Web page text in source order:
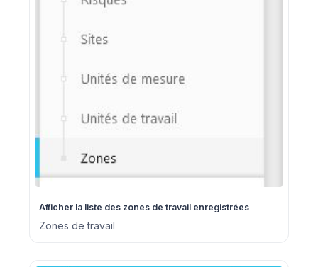
Afficher la liste des zones de travail enregistrées
Zones de travail